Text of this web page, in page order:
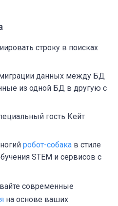
строку в поисках
данных между БД
из одной БД в другую с
гость Кейт
робот-собака в стиле
STEM и сервисов с
современные
на основе ваших